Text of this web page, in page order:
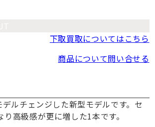
下取買取についてはこちら
商品について問い合せる
ルチェンジした新型モデルです。セ
高級感が更に増した1本です。